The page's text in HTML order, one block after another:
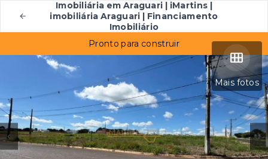
Imobiliária em Araguari | iMartins |
imobiliária Araguari | Financiamento
Imobiliário
Mais fotos
Pronto para construir